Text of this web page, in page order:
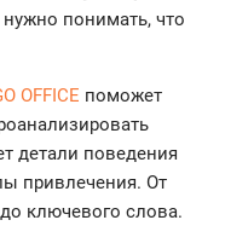
понимать, что
OFFICE поможет
детали поведения
привлечения. От
ключевого слова.